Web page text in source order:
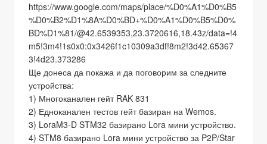
https://www.google.com/maps/place/%D0%A1%D0%B5
%D0%B2%D1%8A%D0%BD+%D0%A1%D0%B5%D0%
BD%D1%81/@42.6539353,23.3720616,18.43z/data=!4
m5!3m4!1s0x0:0x3426f1c10309a3df!8m2!3d42.65367
3!4d23.373286
Ще донеса да покажа и да поговорим за следните
устройства:
1) Многоканален гейт RAK 831
2) Едноканален тестов гейт базиран на Wemos.
3) LoraM3-D STM32 базирано Lora мини устройство.
4) STM8 базирано Lora мини устройство за P2P/Star